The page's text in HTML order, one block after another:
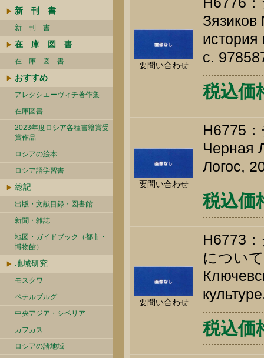
新 刊 書
新 刊 書
在 庫 図 書
在 庫 図 書
おすすめ
アレクシエーヴィチ著作集
在庫図書
2023年度ロシア各種書籍賞受
賞作品
ロシアの絵本
ロシア語学習書
総記
出版・文献目録・図書館
新聞・雑誌
地図・ガイドブック（都市・
博物館）
地域研究
モスクワ
ペテルブルグ
中央アジア・シベリア
カフカス
ロシアの諸地域
要問い合わせ
c.
税込価
要問い合わせ
H6775
Черная
Логос,
税込価
要問い合わせ
H6773
について
税込価